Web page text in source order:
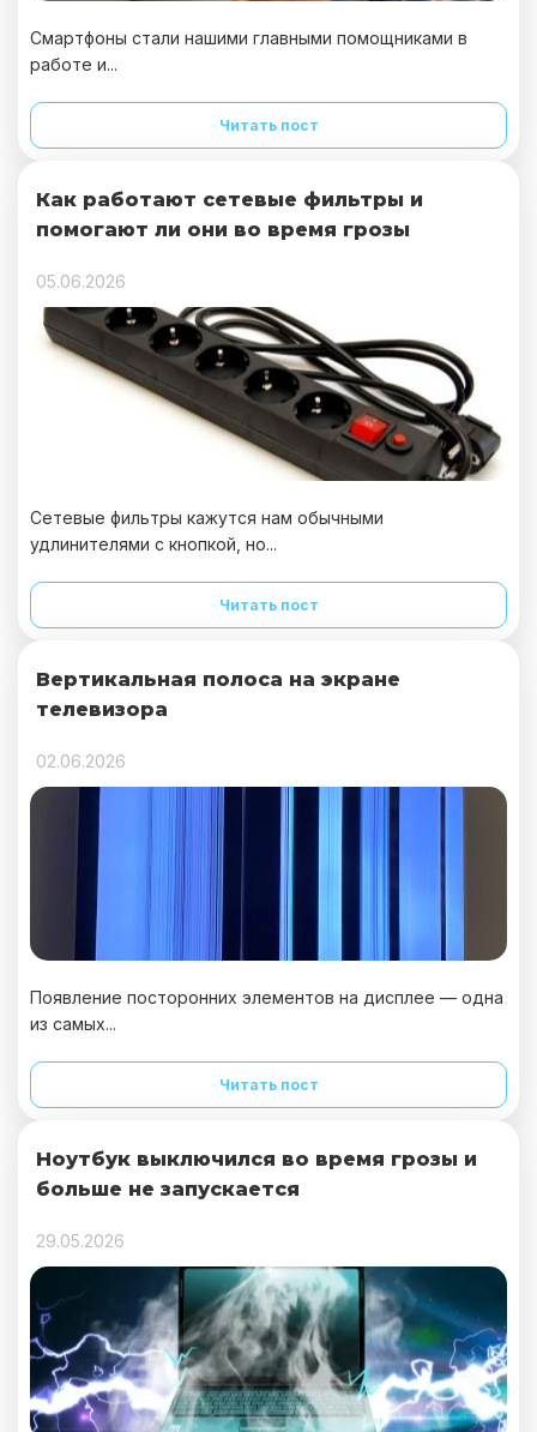
Смартфоны стали нашими главными помощниками в
работе и...
Читать пост
Как работают сетевые фильтры и
помогают ли они во время грозы
05.06.2026
Сетевые фильтры кажутся нам обычными
удлинителями с кнопкой, но...
Читать пост
Вертикальная полоса на экране
телевизора
02.06.2026
Появление посторонних элементов на дисплее — одна
из самых...
Читать пост
Ноутбук выключился во время грозы и
больше не запускается
29.05.2026